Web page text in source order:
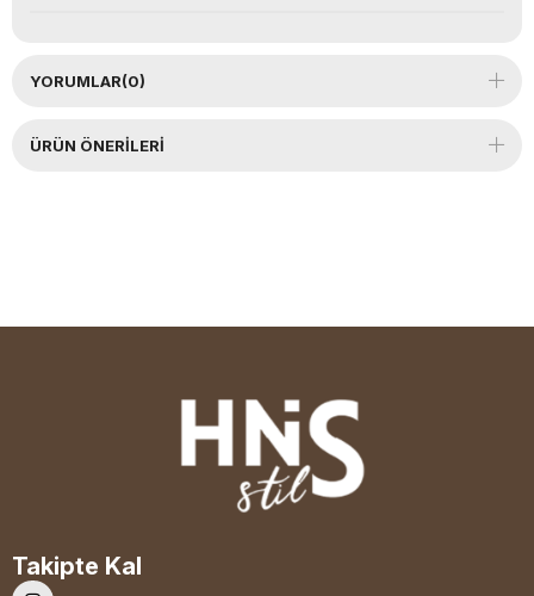
YORUMLAR(0)
ÜRÜN ÖNERILERI
Takipte Kal